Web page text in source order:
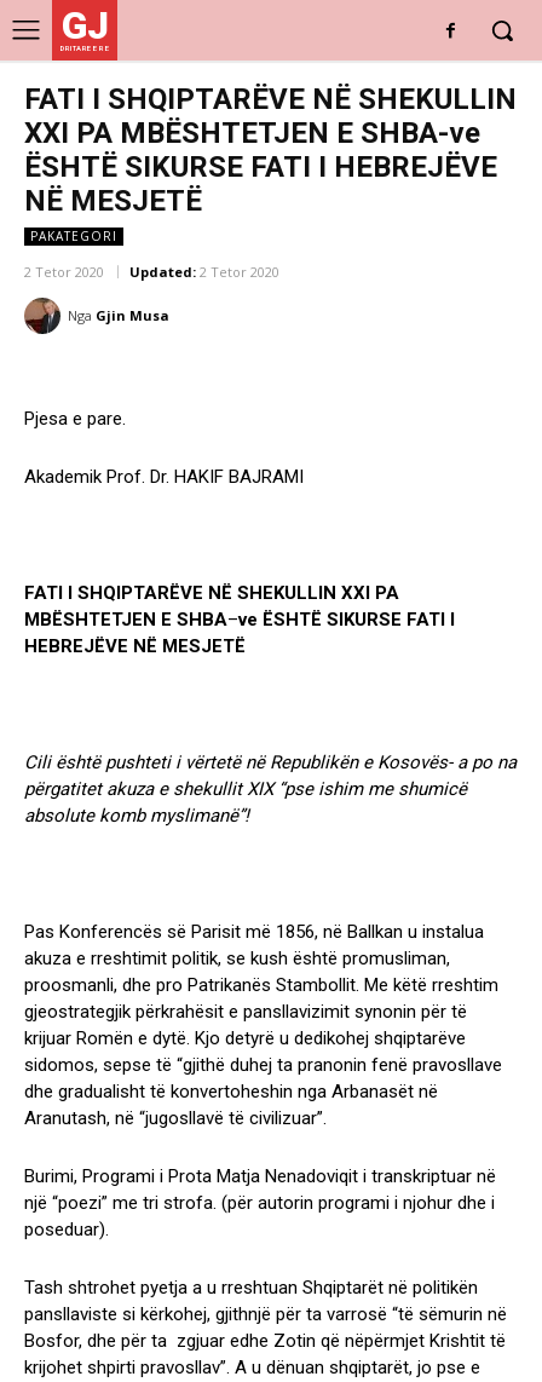
GJ
DRITARE E RE
FATI I SHQIPTARËVE NË SHEKULLIN
XXI PA MBËSHTETJEN E SHBA-ve
ËSHTË SIKURSE FATI I HEBREJËVE
NË MESJETË
PAKATEGORI
2 Tetor 2020 Updated: 2 Tetor 2020
Nga Gjin Musa
Pjesa e pare.
Akademik Prof. Dr. HAKIF BAJRAMI
FATI I SHQIPTARËVE NË SHEKULLIN XXI PA
MBËSHTETJEN E SHBA–ve ËSHTË SIKURSE FATI I
HEBREJËVE NË MESJETË
Cili është pushteti i vërtetë në Republikën e Kosovës- a po na
përgatitet akuza e shekullit XIX “pse ishim me shumicë
absolute komb myslimanë”!
Pas Konferencës së Parisit më 1856, në Ballkan u instalua
akuza e rreshtimit politik, se kush është promusliman,
proosmanli, dhe pro Patrikanës Stambollit. Me këtë rreshtim
gjeostrategjik përkrahësit e pansllavizimit synonin për të
krijuar Romën e dytë. Kjo detyrë u dedikohej shqiptarëve
sidomos, sepse të “gjithë duhej ta pranonin fenë pravosllave
dhe gradualisht të konvertoheshin nga Arbanasët në
Aranutash, në “jugosllavë të civilizuar”.
Burimi, Programi i Prota Matja Nenadoviqit i transkriptuar në
një “poezi” me tri strofa. (për autorin programi i njohur dhe i
poseduar).
Tash shtrohet pyetja a u rreshtuan Shqiptarët në politikën
pansllaviste si kërkohej, gjithnjë për ta varrosë “të sëmurin në
Bosfor, dhe për ta zgjuar edhe Zotin që nëpërmjet Krishtit të
krijohet shpirti pravosllav”. A u dënuan shqiptarët, jo pse e